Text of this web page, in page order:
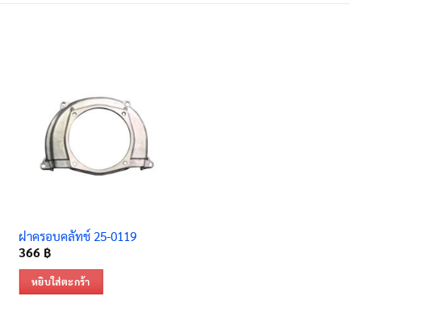
ฝาครอบคลัทช์ 25-0119
366 ฿
หยิบใส่ตะกร้า